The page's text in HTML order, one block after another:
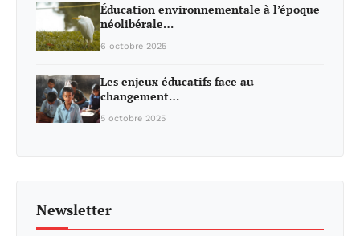
Éducation environnementale à l’époque
néolibérale…
6 octobre 2025
Les enjeux éducatifs face au
changement…
5 octobre 2025
Newsletter